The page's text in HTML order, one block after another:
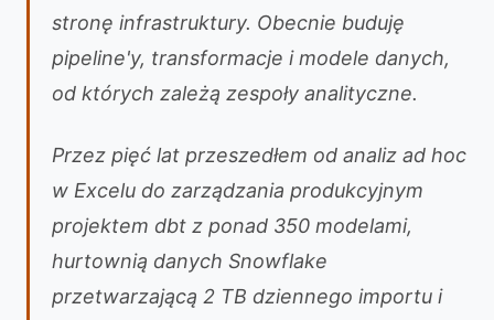
stronę infrastruktury. Obecnie buduję
pipeline'y, transformacje i modele danych,
od których zależą zespoły analityczne.
Przez pięć lat przeszedłem od analiz ad hoc
w Excelu do zarządzania produkcyjnym
projektem dbt z ponad 350 modelami,
hurtownią danych Snowflake
przetwarzającą 2 TB dziennego importu i